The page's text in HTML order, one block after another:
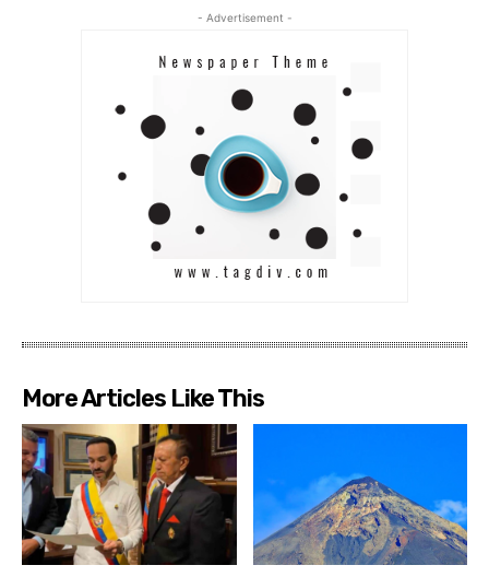
- Advertisement -
More Articles Like This